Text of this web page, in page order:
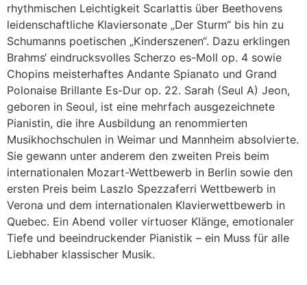
rhythmischen Leichtigkeit Scarlattis über Beethovens
leidenschaftliche Klaviersonate „Der Sturm“ bis hin zu
Schumanns poetischen „Kinderszenen“. Dazu erklingen
Brahms‘ eindrucksvolles Scherzo es-Moll op. 4 sowie
Chopins meisterhaftes Andante Spianato und Grand
Polonaise Brillante Es-Dur op. 22. Sarah (Seul A) Jeon,
geboren in Seoul, ist eine mehrfach ausgezeichnete
Pianistin, die ihre Ausbildung an renommierten
Musikhochschulen in Weimar und Mannheim absolvierte.
Sie gewann unter anderem den zweiten Preis beim
internationalen Mozart-Wettbewerb in Berlin sowie den
ersten Preis beim Laszlo Spezzaferri Wettbewerb in
Verona und dem internationalen Klavierwettbewerb in
Quebec. Ein Abend voller virtuoser Klänge, emotionaler
Tiefe und beeindruckender Pianistik – ein Muss für alle
Liebhaber klassischer Musik.